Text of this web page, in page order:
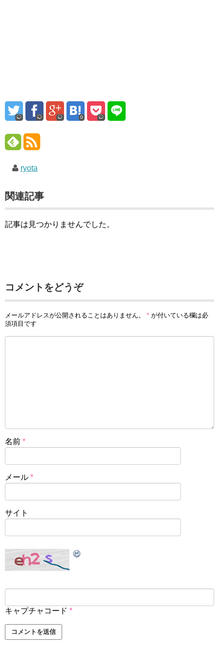
0
ryota
関連記事
記事は見つかりませんでした。
コメントをどうぞ
メールアドレスが公開されることはありません。 * が付いている欄は必
須項目です
名前 *
メール *
サイト
キャプチャコード *